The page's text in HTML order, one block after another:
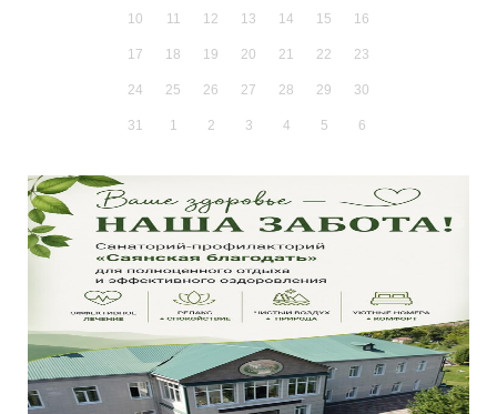
10 11 12 13 14 15 16
17 18 19 20 21 22 23
24 25 26 27 28 29 30
31 1 2 3 4 5 6